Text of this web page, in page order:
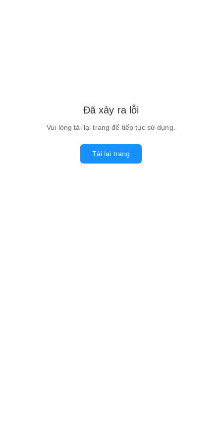
Đã xảy ra lỗi
Vui lòng tải lại trang để tiếp tục sử dụng.
Tải lại trang